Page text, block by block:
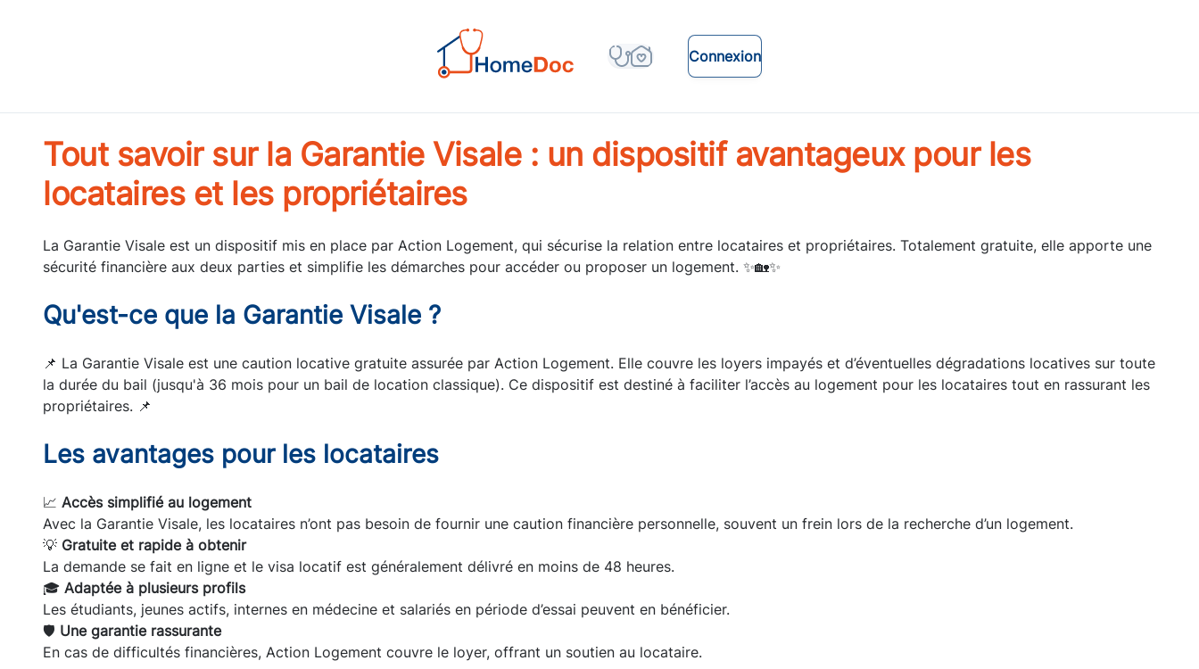
Connexion
Tout savoir sur la Garantie Visale : un dispositif avantageux pour les
locataires et les propriétaires
La Garantie Visale est un dispositif mis en place par Action Logement, qui sécurise la relation entre locataires et propriétaires. Totalement gratuite, elle apporte une
sécurité financière aux deux parties et simplifie les démarches pour accéder ou proposer un logement. ✨🏡✨
Qu'est-ce que la Garantie Visale ?
📌 La Garantie Visale est une caution locative gratuite assurée par Action Logement. Elle couvre les loyers impayés et d’éventuelles dégradations locatives sur toute
la durée du bail (jusqu'à 36 mois pour un bail de location classique). Ce dispositif est destiné à faciliter l’accès au logement pour les locataires tout en rassurant les
propriétaires. 📌
Les avantages pour les locataires
📈 Accès simplifié au logement
Avec la Garantie Visale, les locataires n’ont pas besoin de fournir une caution financière personnelle, souvent un frein lors de la recherche d’un logement.
💡 Gratuite et rapide à obtenir
La demande se fait en ligne et le visa locatif est généralement délivré en moins de 48 heures.
🎓 Adaptée à plusieurs profils
Les étudiants, jeunes actifs, internes en médecine et salariés en période d’essai peuvent en bénéficier.
🛡️ Une garantie rassurante
En cas de difficultés financières, Action Logement couvre le loyer, offrant un soutien au locataire.